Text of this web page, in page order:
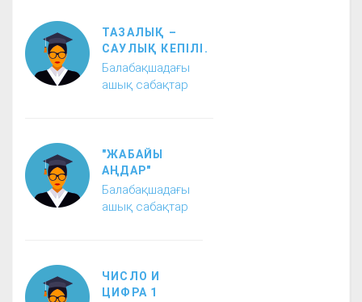
ТАЗАЛЫҚ –
САУЛЫҚ КЕПІЛІ.
Балабақшадағы
ашық сабақтар
"ЖАБАЙЫ
АҢДАР"
Балабақшадағы
ашық сабақтар
ЧИСЛО И
ЦИФРА 1